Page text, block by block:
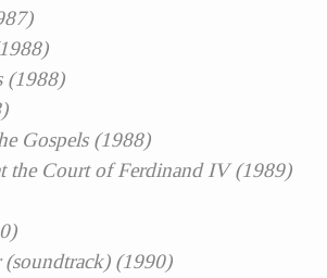
(1988)
Gospels (1988)
the Court of Ferdinand IV (1989)
(soundtrack) (1990)